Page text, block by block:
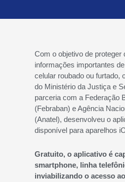
Com o objetivo de
informações importantes
celular roubado ou furtado,
do Ministério da Justiça e
parceria com a Federação
(Febraban) e Agência
(Anatel), desenvolveu o
disponível para aparelhos
Gratuito, o aplicativo é
smartphone, linha
inviabilizando o acesso